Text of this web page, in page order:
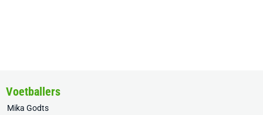
Voetballers
Mika Godts